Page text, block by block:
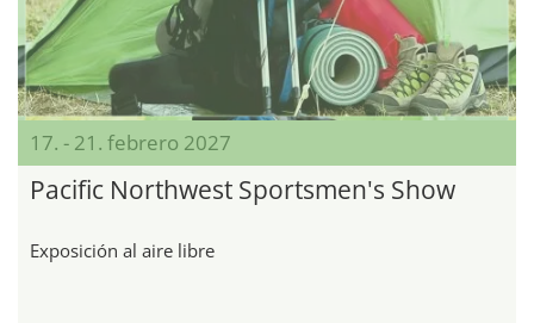
17. - 21. febrero 2027
Pacific Northwest Sportsmen's Show
Exposición al aire libre